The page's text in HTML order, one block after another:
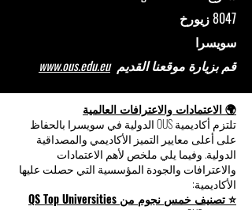
8047 زيورخ
سويسرا
قم بزيارة موقعنا القديمwww.ous.edu.eu
🌍 الاعتمادات والاعترافات العالمية
تلتزم أكاديمية OUS الدولية في سويسرا بالحفاظ
على أعلى معايير التميز الأكاديمي والمصداقية
الدولية. وفيما يلي ملخص لأهم الاعتمادات
والاعترافات والجودة المؤسسية التي حصلت عليها
الأكاديمية:
⭐ تصنيف خمس نجوم من QS Top Universities